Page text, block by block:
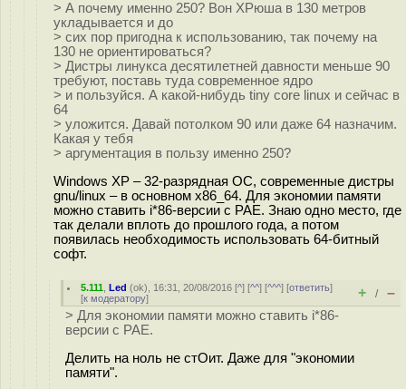
> А почему именно 250? Вон XPюша в 130 метров
укладывается и до
> сих пор пригодна к использованию, так почему на
130 не ориентироваться?
> Дистры линукса десятилетней давности меньше 90
требуют, поставь туда современное ядро
> и пользуйся. А какой-нибудь tiny core linux и сейчас в
64
> уложится. Давай потолком 90 или даже 64 назначим.
Какая у тебя
> аргументация в пользу именно 250?
Windows XP – 32-разрядная ОС, современные дистры
gnu/linux – в основном x86_64. Для экономии памяти
можно ставить i*86-версии с PAE. Знаю одно место, где
так делали вплоть до прошлого года, а потом
появилась необходимость использовать 64-битный
софт.
5.111 ,Led (ok), 16:31, 20/08/2016 [^] [^^] [^^^] [ответить]
[к модератору] + / –
> Для экономии памяти можно ставить i*86-
версии с PAE.
Делить на ноль не стОит. Даже для "экономии
памяти".